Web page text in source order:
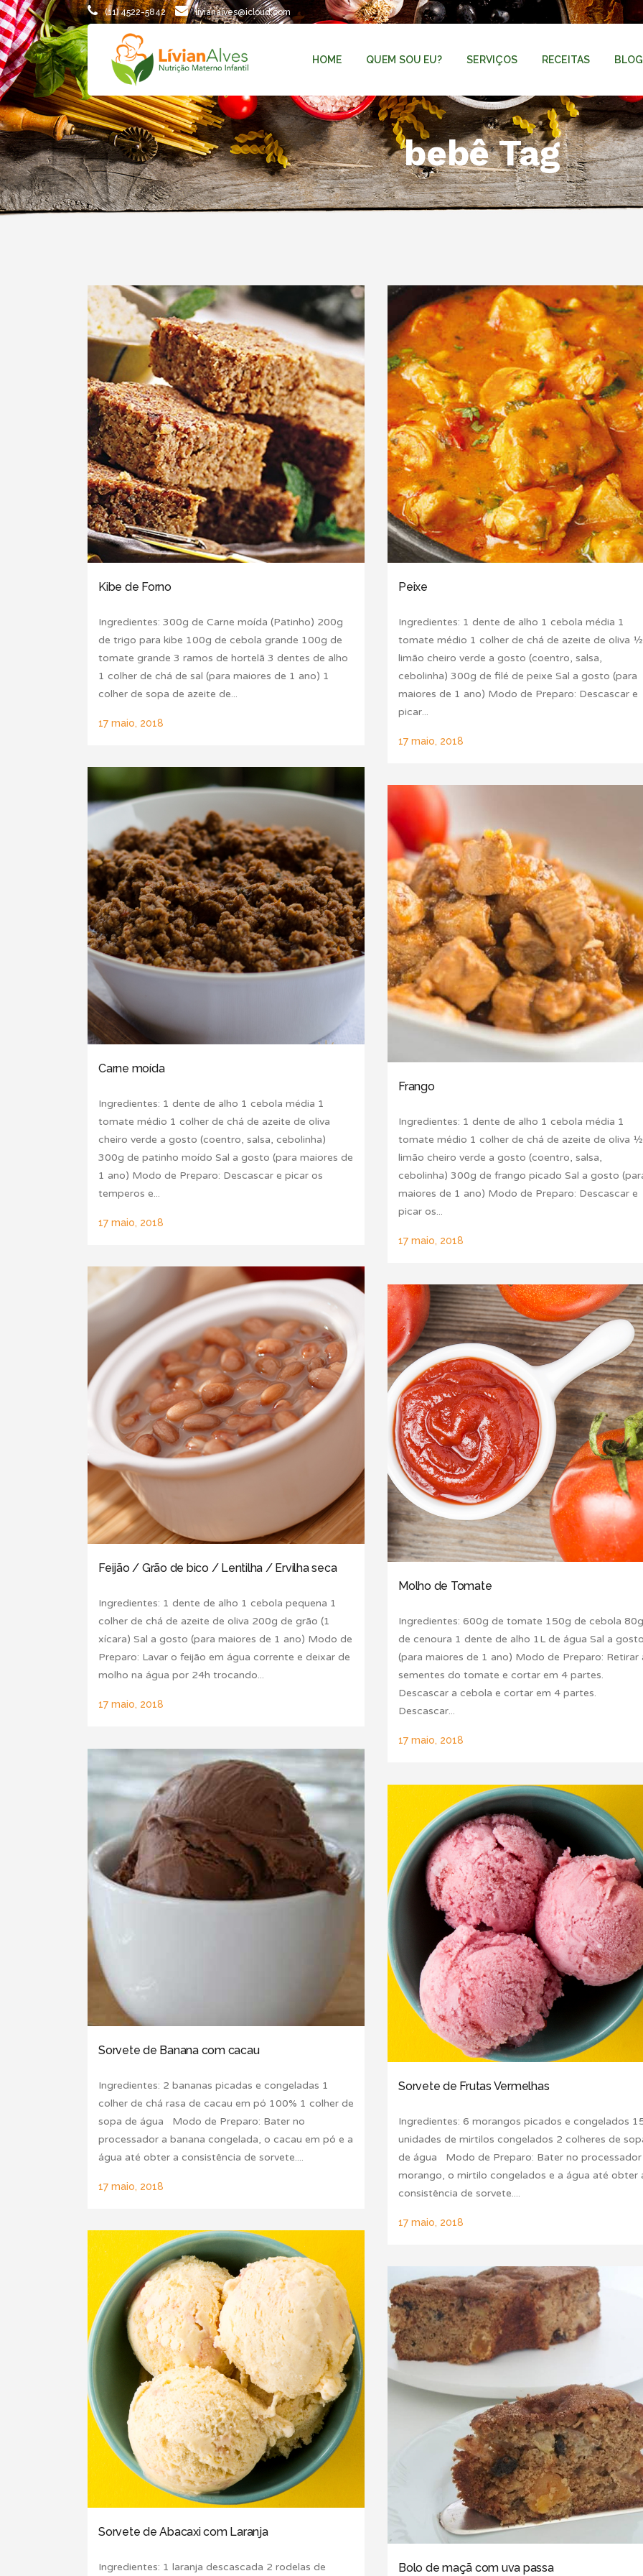
(11) 4522-5842 livianalves@icloud.com
HOME QUEM SOU EU? SERVIÇOS RECEITAS BLOG
bebê Tag
Kibe de Forno
Ingredientes: 300g de Carne moída (Patinho) 200g
de trigo para kibe 100g de cebola grande 100g de
tomate grande 3 ramos de hortelã 3 dentes de alho
1 colher de chá de sal (para maiores de 1 ano) 1
colher de sopa de azeite de...
17 maio, 2018
Peixe
Ingredientes: 1 dente de alho 1 cebola média 1
tomate médio 1 colher de chá de azeite de oliva ½
limão cheiro verde a gosto (coentro, salsa,
cebolinha) 300g de filé de peixe Sal a gosto (para
maiores de 1 ano) Modo de Preparo: Descascar e
picar...
17 maio, 2018
Carne moída
Ingredientes: 1 dente de alho 1 cebola média 1
tomate médio 1 colher de chá de azeite de oliva
cheiro verde a gosto (coentro, salsa, cebolinha)
300g de patinho moído Sal a gosto (para maiores de
1 ano) Modo de Preparo: Descascar e picar os
temperos e...
17 maio, 2018
Frango
Ingredientes: 1 dente de alho 1 cebola média 1
tomate médio 1 colher de chá de azeite de oliva ½
limão cheiro verde a gosto (coentro, salsa,
cebolinha) 300g de frango picado Sal a gosto
maiores de 1 ano) Modo de Preparo: Descascar e
picar os...
17 maio, 2018
Feijão / Grão de bico / Lentilha / Ervilha seca
Ingredientes: 1 dente de alho 1 cebola pequena 1
colher de chá de azeite de oliva 200g de grão (1
xícara) Sal a gosto (para maiores de 1 ano) Modo de
Preparo: Lavar o feijão em água corrente e deixar de
molho na água por 24h trocando...
17 maio, 2018
Molho de Tomate
Ingredientes: 600g de tomate 150g de cebola 80g
de cenoura 1 dente de alho 1L de água Sal a
(para maiores de 1 ano) Modo de Preparo: Retirar
sementes do tomate e cortar em 4 partes.
Descascar a cebola e cortar em 4 partes.
Descascar...
17 maio, 2018
Sorvete de Banana com cacau
Ingredientes: 2 bananas picadas e congeladas 1
colher de chá rasa de cacau em pó 100% 1 colher de
sopa de água Modo de Preparo: Bater no
processador a banana congelada, o cacau em pó e a
água até obter a consistência de sorvete....
17 maio, 2018
Sorvete de Frutas Vermelhas
Ingredientes: 6 morangos picados e congelados
unidades de mirtilos congelados 2 colheres de
de água Modo de Preparo: Bater no
morango, o mirtilo congelados e a água até obter
consistência de sorvete....
17 maio, 2018
Sorvete de Abacaxi com Laranja
Ingredientes: 1 laranja descascada 2 rodelas de Bolo de maçã com uva passa